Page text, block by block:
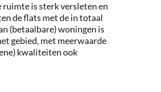
ruimte is sterk versleten en
de flats met de in totaal
(betaalbare) woningen is
gebied, met meerwaarde
kwaliteiten ook